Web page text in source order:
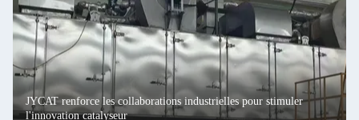
JYCAT renforce les collaborations industrielles pour stimuler
l'innovation catalyseur